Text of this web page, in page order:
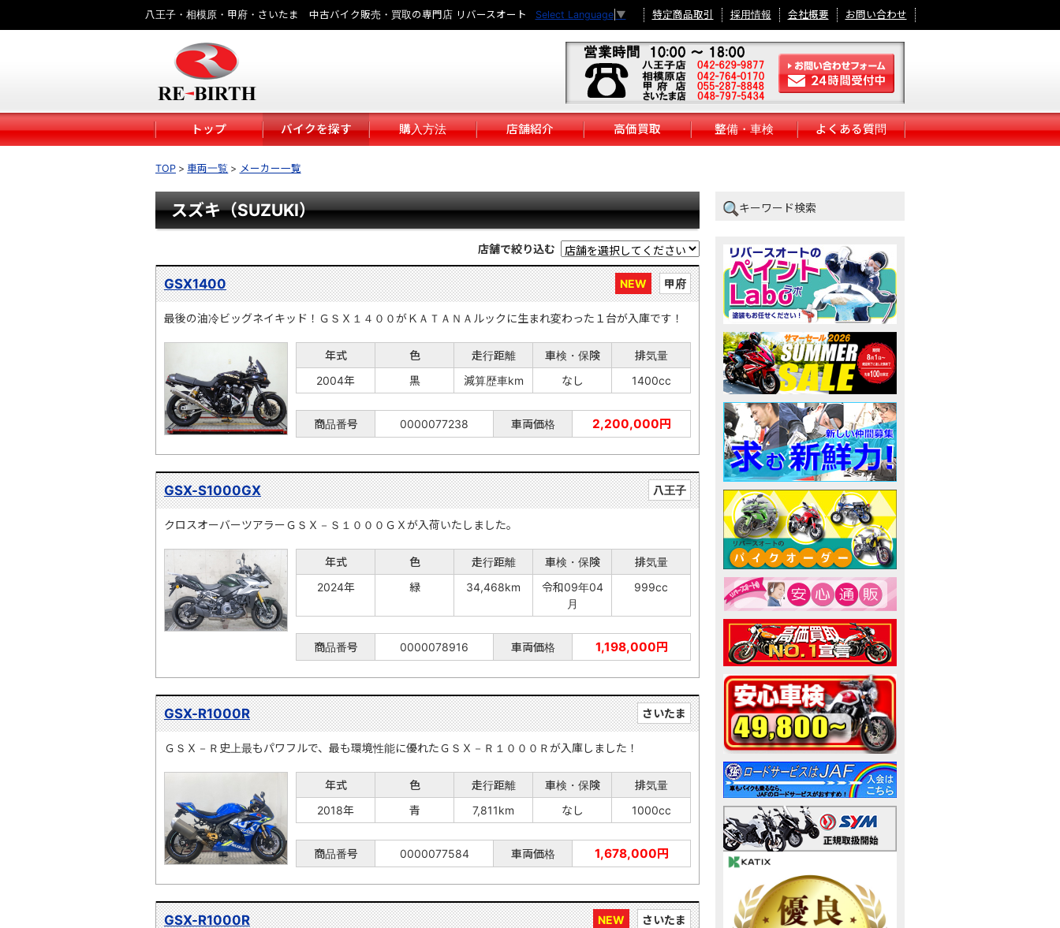
八王子・相模原・甲府・さいたま 中古バイク販売・買取の専門店 リバースオート Select Language ▼ 特定商品取引 採用情報 会社概要 お問い合わせ
トップ バイクを探す 購入方法 店舗紹介 高価買取 整備・車検 よくある質問
TOP 車両一覧 メーカー一覧
スズキ（SUZUKI）
店舗で絞り込む
NEW 甲府
GSX1400
最後の油冷ビッグネイキッド！ＧＳＸ１４００がＫＡＴＡＮＡルックに生まれ変わった１台が入庫です！
年式 色 走行距離 車検・保険
排気量
2004年
黒 減算歴車km なし 1400cc
商品番号 0000077238 車両価格 2,200,000円
八王子
GSX-S1000GX
クロスオーバーツアラーＧＳＸ－Ｓ１０００ＧＸが入荷いたしました。
年式 色 走行距離 車検・保険
排気量
2024年
緑 34,468km
令和09年04
月
999cc
商品番号 0000078916 車両価格 1,198,000円
さいたま
GSX-R1000R
ＧＳＸ－Ｒ史上最もパワフルで、最も環境性能に優れたＧＳＸ－Ｒ１０００Ｒが入庫しました！
年式 色 走行距離 車検・保険
排気量
2018年
青 7,811km なし 1000cc
商品番号 0000077584 車両価格 1,678,000円
NEW さいたま
GSX-R1000R
キーワード検索